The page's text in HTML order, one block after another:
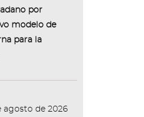
por
modelo de
para la
agosto de 2026